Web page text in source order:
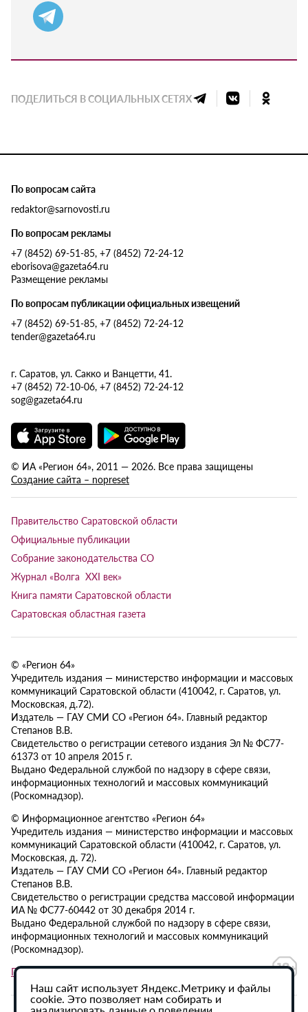
ПОДЕЛИТЬСЯ В СОЦИАЛЬНЫХ СЕТЯХ
По вопросам сайта
redaktor@sarnovosti.ru
По вопросам рекламы
+7 (8452) 69-51-85, +7 (8452) 72-24-12
eborisova@gazeta64.ru
Размещение рекламы
По вопросам публикации официальных извещений
+7 (8452) 69-51-85, +7 (8452) 72-24-12
tender@gazeta64.ru
г. Саратов, ул. Сакко и Ванцетти, 41.
+7 (8452) 72-10-06, +7 (8452) 72-24-12
sog@gazeta64.ru
© ИА «Регион 64», 2011 — 2026. Все права защищены
Создание сайта – nopreset
Правительство Саратовской области
Официальные публикации
Собрание законодательства СО
Журнал «Волга XXI век»
Книга памяти Саратовской области
Саратовская областная газета
© «Регион 64»
Учредитель издания — министерство информации и массовых
коммуникаций Саратовской области (410042, г. Саратов, ул.
Московская, д.72).
Издатель — ГАУ СМИ СО «Регион 64». Главный редактор
Степанов В.В.
Свидетельство о регистрации сетевого издания Эл № ФС77-
61373 от 10 апреля 2015 г.
Выдано Федеральной службой по надзору в сфере связи,
информационных технологий и массовых коммуникаций
(Роскомнадзор).
© Информационное агентство «Регион 64»
Учредитель издания — министерство информации и массовых
коммуникаций Саратовской области (410042, г. Саратов, ул.
Московская, д. 72).
Издатель — ГАУ СМИ СО «Регион 64». Главный редактор
Степанов В.В.
Свидетельство о регистрации средства массовой информации
ИА № ФС77-60442 от 30 декабря 2014 г.
Выдано Федеральной службой по надзору в сфере связи,
информационных технологий и массовых коммуникаций
(Роскомнадзор).
Политика в отношении обработки персональных данных
Наш сайт использует Яндекс.Метрику и файлы
cookie. Это позволяет нам собирать и